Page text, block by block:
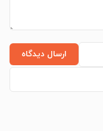
ارسال دیدگاه